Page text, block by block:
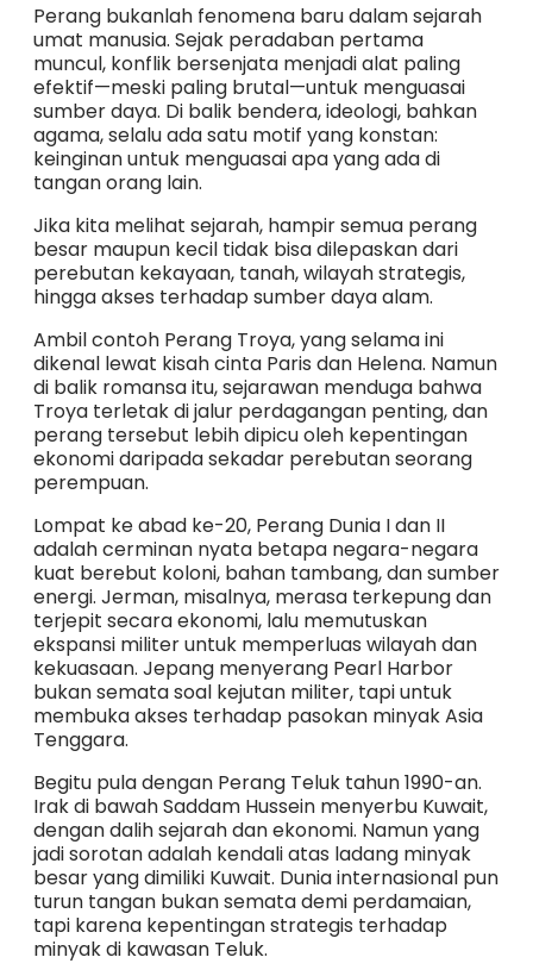
Perang bukanlah fenomena baru dalam sejarah
umat manusia. Sejak peradaban pertama
muncul, konflik bersenjata menjadi alat paling
efektif—meski paling brutal—untuk menguasai
sumber daya. Di balik bendera, ideologi, bahkan
agama, selalu ada satu motif yang konstan:
keinginan untuk menguasai apa yang ada di
tangan orang lain.
Jika kita melihat sejarah, hampir semua perang
besar maupun kecil tidak bisa dilepaskan dari
perebutan kekayaan, tanah, wilayah strategis,
hingga akses terhadap sumber daya alam.
Ambil contoh Perang Troya, yang selama ini
dikenal lewat kisah cinta Paris dan Helena. Namun
di balik romansa itu, sejarawan menduga bahwa
Troya terletak di jalur perdagangan penting, dan
perang tersebut lebih dipicu oleh kepentingan
ekonomi daripada sekadar perebutan seorang
perempuan.
Lompat ke abad ke-20, Perang Dunia I dan II
adalah cerminan nyata betapa negara-negara
kuat berebut koloni, bahan tambang, dan sumber
energi. Jerman, misalnya, merasa terkepung dan
terjepit secara ekonomi, lalu memutuskan
ekspansi militer untuk memperluas wilayah dan
kekuasaan. Jepang menyerang Pearl Harbor
bukan semata soal kejutan militer, tapi untuk
membuka akses terhadap pasokan minyak Asia
Tenggara.
Begitu pula dengan Perang Teluk tahun 1990-an.
Irak di bawah Saddam Hussein menyerbu Kuwait,
dengan dalih sejarah dan ekonomi. Namun yang
jadi sorotan adalah kendali atas ladang minyak
besar yang dimiliki Kuwait. Dunia internasional pun
turun tangan bukan semata demi perdamaian,
tapi karena kepentingan strategis terhadap
minyak di kawasan Teluk.